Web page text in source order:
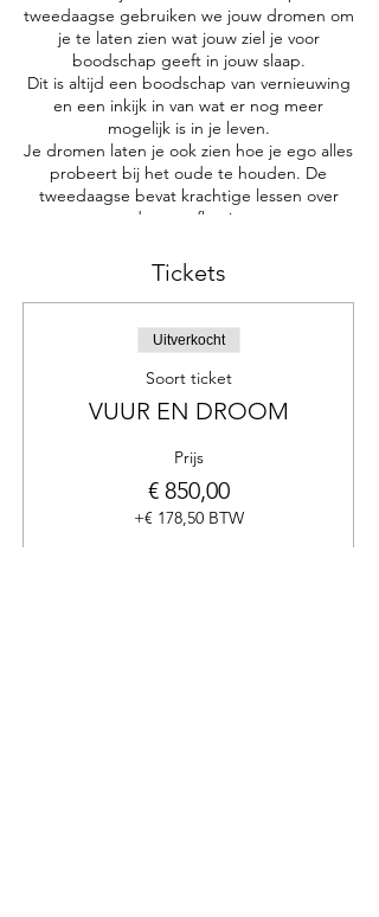
tweedaagse gebruiken we jouw dromen om
je te laten zien wat jouw ziel je voor
boodschap geeft in jouw slaap.
Dit is altijd een boodschap van vernieuwing
en een inkijk in van wat er nog meer
mogelijk is in je leven.
Je dromen laten je ook zien hoe je ego alles
probeert bij het oude te houden. De
tweedaagse bevat krachtige lessen over
droomreflectie.
vernieuwingsproces extra
transformatiekracht te geven. Een
ceremonie over het hart van jouw leven.
Tickets
Uitverkocht
Soort ticket
VUUR EN DROOM
Prijs
€ 850,00
+€ 178,50 BTW